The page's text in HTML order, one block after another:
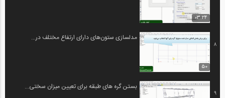
03:24
8
50
مدلسازی ستون‌های دارای ارتفاع مختلف در...
9
بستن گره های طبقه برای تعیین میزان سختی...